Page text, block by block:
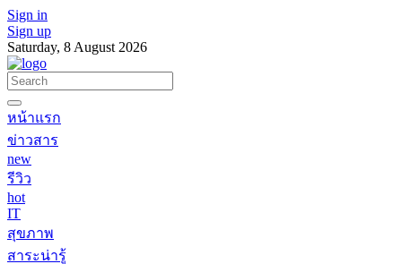
Sign in
Sign up
Saturday, 8 August 2026
หน้าแรก
ข่าวสาร
new
รีวิว
hot
IT
สุขภาพ
สาระน่ารู้